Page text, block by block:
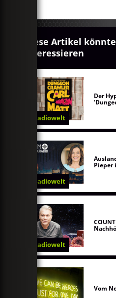
Diese Artikel
interessieren
Radiowelt
Der
Radiowelt
Pieper
Radiowelt
Vom